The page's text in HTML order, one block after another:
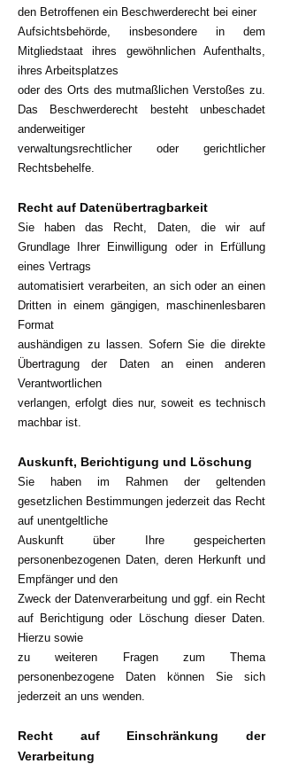
den Betroffenen ein Beschwerderecht bei einer
Aufsichtsbehörde, insbesondere in dem
Mitgliedstaat ihres gewöhnlichen Aufenthalts,
ihres Arbeitsplatzes
oder des Orts des mutmaßlichen Verstoßes zu.
Das Beschwerderecht besteht unbeschadet
anderweitiger
verwaltungsrechtlicher oder gerichtlicher
Rechtsbehelfe.
Recht auf Datenübertragbarkeit
Sie haben das Recht, Daten, die wir auf
Grundlage Ihrer Einwilligung oder in Erfüllung
eines Vertrags
automatisiert verarbeiten, an sich oder an einen
Dritten in einem gängigen, maschinenlesbaren
Format
aushändigen zu lassen. Sofern Sie die direkte
Übertragung der Daten an einen anderen
Verantwortlichen
verlangen, erfolgt dies nur, soweit es technisch
machbar ist.
Auskunft, Berichtigung und Löschung
Sie haben im Rahmen der geltenden
gesetzlichen Bestimmungen jederzeit das Recht
auf unentgeltliche
Auskunft über Ihre gespeicherten
personenbezogenen Daten, deren Herkunft und
Empfänger und den
Zweck der Datenverarbeitung und ggf. ein Recht
auf Berichtigung oder Löschung dieser Daten.
Hierzu sowie
zu weiteren Fragen zum Thema
personenbezogene Daten können Sie sich
jederzeit an uns wenden.
Recht auf Einschränkung der
Verarbeitung